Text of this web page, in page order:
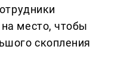
место, чтобы
скопления